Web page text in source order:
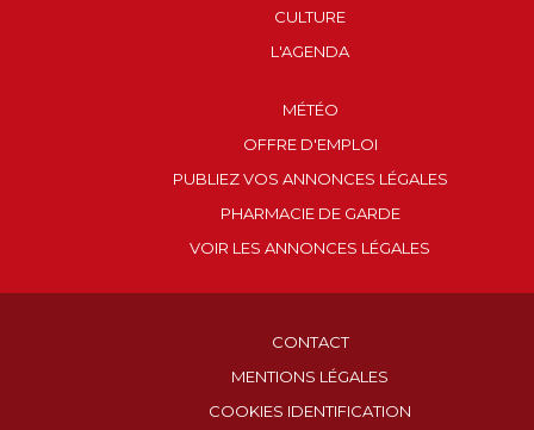
CULTURE
L'AGENDA
MÉTÉO
OFFRE D'EMPLOI
PUBLIEZ VOS ANNONCES LÉGALES
PHARMACIE DE GARDE
VOIR LES ANNONCES LÉGALES
CONTACT
MENTIONS LÉGALES
COOKIES IDENTIFICATION